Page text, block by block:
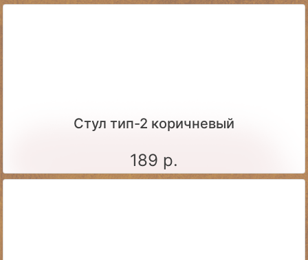
Стул тип-2 коричневый
189 р.